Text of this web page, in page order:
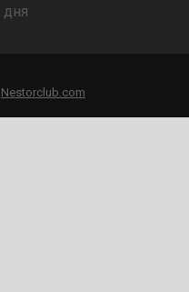
дня
Nestorclub.com